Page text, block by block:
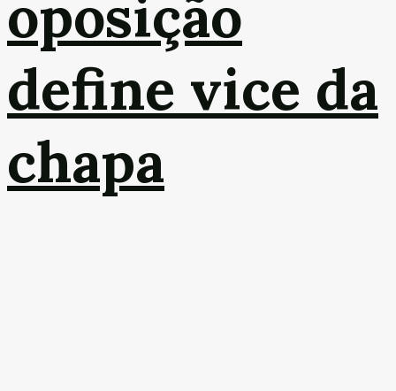
oposição
define vice da
chapa